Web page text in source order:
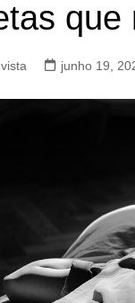
que
junho 19,